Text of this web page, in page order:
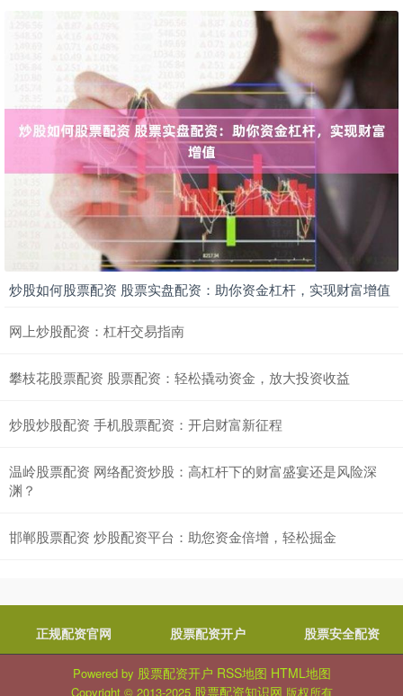
炒股如何股票配资 股票实盘配资：助你资金杠杆，实现财富增值
网上炒股配资：杠杆交易指南
攀枝花股票配资 股票配资：轻松撬动资金，放大投资收益
炒股炒股配资 手机股票配资：开启财富新征程
温岭股票配资 网络配资炒股：高杠杆下的财富盛宴还是风险深
渊？
邯郸股票配资 炒股配资平台：助您资金倍增，轻松掘金
正规配资官网 股票配资开户 股票安全配资
Powered by 股票配资开户 RSS地图 HTML地图
Copyright © 2013-2025 股票配资知识网 版权所有